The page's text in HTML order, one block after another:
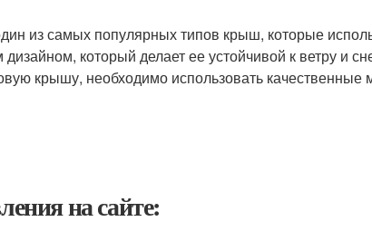
из самых популярных типов крыш, которые
который делает ее устойчивой к ветру и
крышу, необходимо использовать качественные
на сайте: